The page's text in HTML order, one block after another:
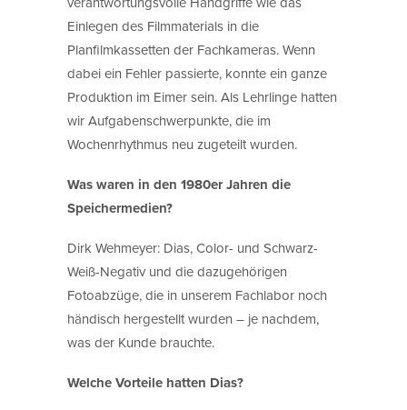
Einlegen des Filmmaterials in die
Planfilmkassetten der Fachkameras. Wenn
dabei ein Fehler passierte, konnte ein ganze
Produktion im Eimer sein. Als Lehrlinge hatten
wir Aufgabenschwerpunkte, die im
Wochenrhythmus neu zugeteilt wurden.
Was waren in den 1980er Jahren die
Speichermedien?
Dirk Wehmeyer: Dias, Color- und Schwarz-
Weiß-Negativ und die dazugehörigen
Fotoabzüge, die in unserem Fachlabor noch
händisch hergestellt wurden – je nachdem,
was der Kunde brauchte.
Welche Vorteile hatten Dias?